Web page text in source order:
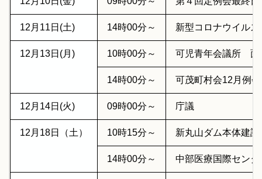
12月11日(土) 14時00分～ 新型コロナウイル
12月13日(月) 10時00分～ 可児青年会議所 面
14時00分～ 可茂町村会12月例会
12月14日(火) 09時00分～ 庁議
12月18日（土） 10時15分～ 新丸山ダム本体建
14時00分～ 中部医療国際セン